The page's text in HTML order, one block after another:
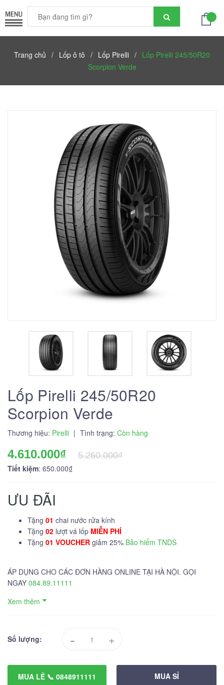
Trang chủ / Lốp ô tô / Lốp Pirelli / Lốp Pirelli 245/50R20
Scorpion Verde
Lốp Pirelli 245/50R20
Scorpion Verde
Thương hiệu: Pirelli | Tình trạng: Còn hàng
4.610.000₫
5.260.000₫
Tiết kiệm: 650.000₫
ƯU ĐÃI
Tặng 01 chai nước rửa kính
Tặng 02 lượt vá lốp MIỄN PHÍ
Tặng 01 VOUCHER giảm 25% Bảo hiểm TNDS
ÁP DỤNG CHO CÁC ĐƠN HÀNG ONLINE TẠI HÀ NỘI. GỌI
NGAY 084.89.11111
Xem thêm
Số lượng: - +
MUA LẺ 📞 0848911111 MUA SỈ